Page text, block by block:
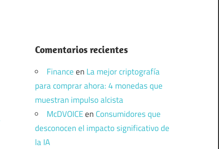
Comentarios recientes
Financeen La mejor criptografía
para comprar ahora: 4 monedas que
muestran impulso alcista
McDVOICEen Consumidores que
desconocen el impacto significativo de
la IA